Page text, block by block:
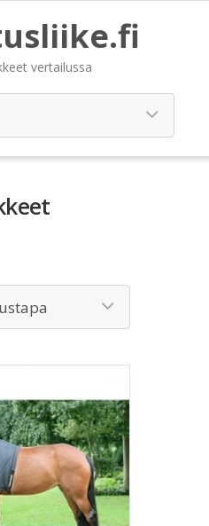
vertailussa